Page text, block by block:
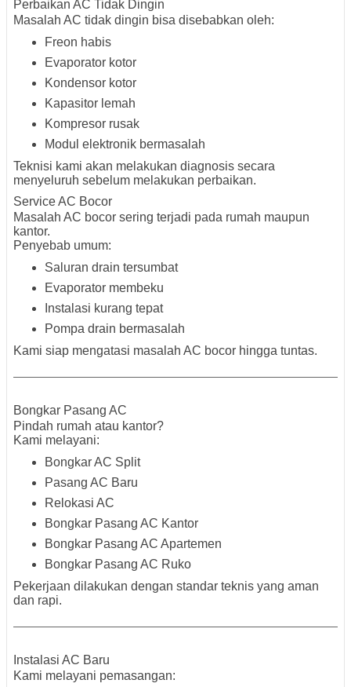
Perbaikan AC Tidak Dingin
Masalah AC tidak dingin bisa disebabkan oleh:
Freon habis
Evaporator kotor
Kondensor kotor
Kapasitor lemah
Kompresor rusak
Modul elektronik bermasalah
Teknisi kami akan melakukan diagnosis secara
menyeluruh sebelum melakukan perbaikan.
Service AC Bocor
Masalah AC bocor sering terjadi pada rumah maupun
kantor.
Penyebab umum:
Saluran drain tersumbat
Evaporator membeku
Instalasi kurang tepat
Pompa drain bermasalah
Kami siap mengatasi masalah AC bocor hingga tuntas.
Bongkar Pasang AC
Pindah rumah atau kantor?
Kami melayani:
Bongkar AC Split
Pasang AC Baru
Relokasi AC
Bongkar Pasang AC Kantor
Bongkar Pasang AC Apartemen
Bongkar Pasang AC Ruko
Pekerjaan dilakukan dengan standar teknis yang aman
dan rapi.
Instalasi AC Baru
Kami melayani pemasangan: